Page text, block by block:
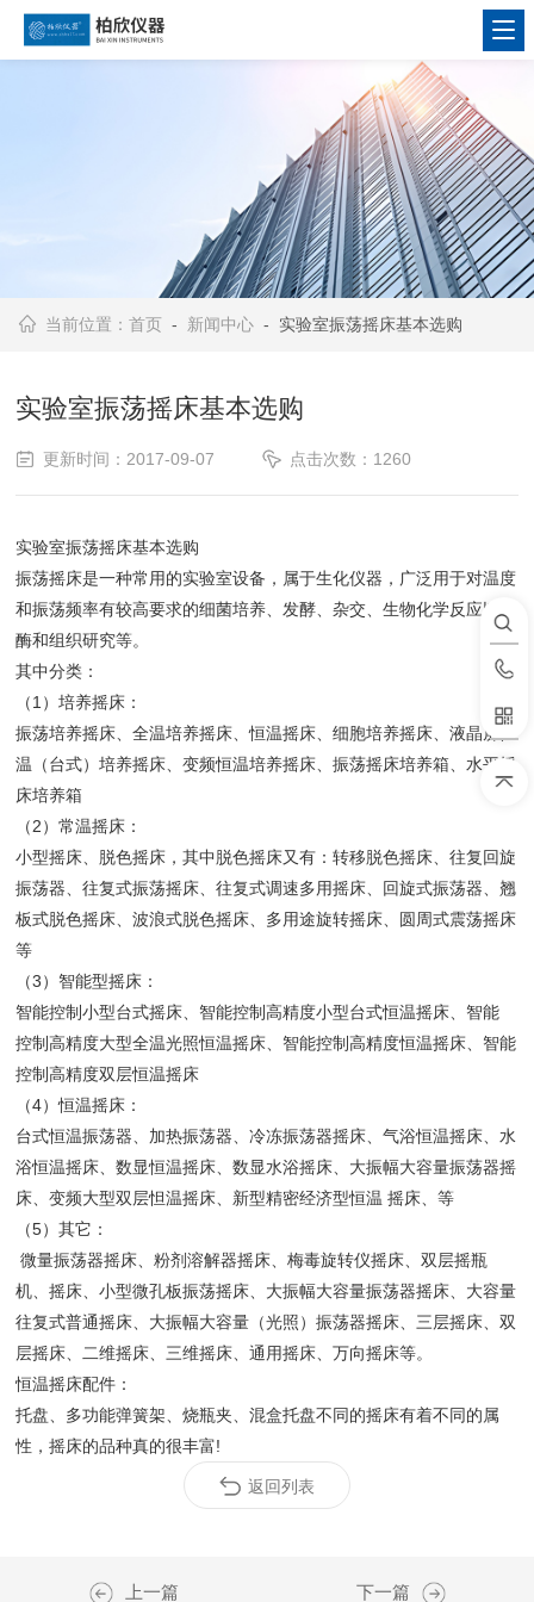
当前位置：首页 - 新闻中心 - 实验室振荡摇床基本选购
实验室振荡摇床基本选购
更新时间：2017-09-07 点击次数：1260
实验室振荡摇床基本选购
振荡摇床是一种常用的实验室设备，属于生化仪器，广泛用于对温度
和振荡频率有较高要求的细菌培养、发酵、杂交、生物化学反应以及
酶和组织研究等。
其中分类：
（1）培养摇床：
振荡培养摇床、全温培养摇床、恒温摇床、细胞培养摇床、液晶屏恒
温（台式）培养摇床、变频恒温培养摇床、振荡摇床培养箱、水平摇
床培养箱
（2）常温摇床：
小型摇床、脱色摇床，其中脱色摇床又有：转移脱色摇床、往复回旋
振荡器、往复式振荡摇床、往复式调速多用摇床、回旋式振荡器、翘
板式脱色摇床、波浪式脱色摇床、多用途旋转摇床、圆周式震荡摇床
等
（3）智能型摇床：
智能控制小型台式摇床、智能控制高精度小型台式恒温摇床、智能
控制高精度大型全温光照恒温摇床、智能控制高精度恒温摇床、智能
控制高精度双层恒温摇床
（4）恒温摇床：
台式恒温振荡器、加热振荡器、冷冻振荡器摇床、气浴恒温摇床、水
浴恒温摇床、数显恒温摇床、数显水浴摇床、大振幅大容量振荡器摇
床、变频大型双层怛温摇床、新型精密经济型恒温 摇床、等
（5）其它：
微量振荡器摇床、粉剂溶解器摇床、梅毒旋转仪摇床、双层摇瓶
机、摇床、小型微孔板振荡摇床、大振幅大容量振荡器摇床、大容量
往复式普通摇床、大振幅大容量（光照）振荡器摇床、三层摇床、双
层摇床、二维摇床、三维摇床、通用摇床、万向摇床等。
恒温摇床配件：
托盘、多功能弹簧架、烧瓶夹、混盒托盘不同的摇床有着不同的属
性，摇床的品种真的很丰富!
返回列表
上一篇 下一篇